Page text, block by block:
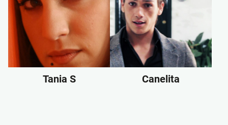
Tania S Canelita